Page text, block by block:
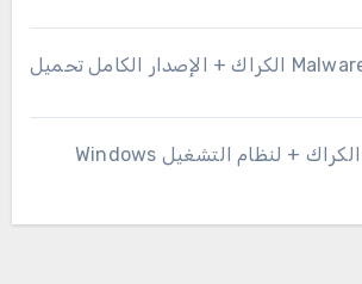
Malwarebytes 5.5.7.255 الكراك + الإصدار الكامل تحميل
Electron 42.3.3 الكراك + لنظام التشغيل Windows